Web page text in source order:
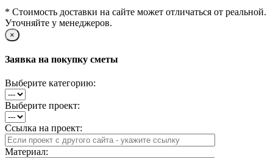
* Стоимость доставки на сайте может отличаться от реальной.
Уточняйте у менеджеров.
×
Заявка на покупку сметы
Выберите категорию:
Выберите проект:
Ссылка на проект:
Материал: